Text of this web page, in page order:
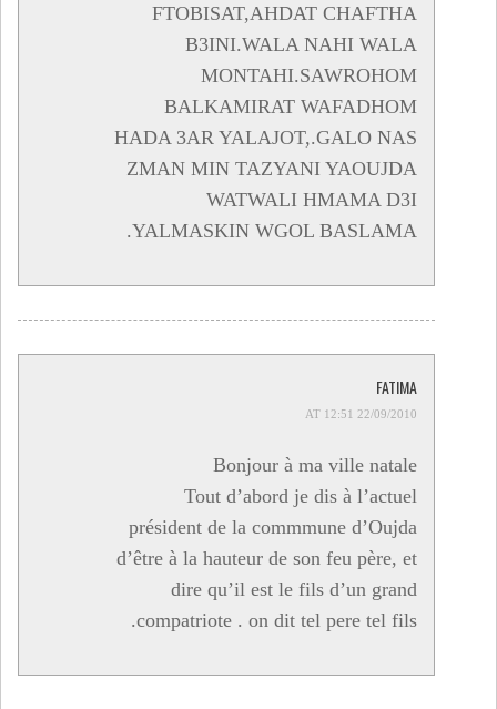
FTOBISAT,AHDAT CHAFTHA
B3INI.WALA NAHI WALA
MONTAHI.SAWROHOM
BALKAMIRAT WAFADHOM
HADA 3AR YALAJOT,.GALO NAS
ZMAN MIN TAZYANI YAOUJDA
WATWALI HMAMA D3I
YALMASKIN WGOL BASLAMA.
FATIMA
22/09/2010 AT 12:51
Bonjour à ma ville natale
Tout d’abord je dis à l’actuel
président de la commmune d’Oujda
d’être à la hauteur de son feu père, et
dire qu’il est le fils d’un grand
compatriote . on dit tel pere tel fils.